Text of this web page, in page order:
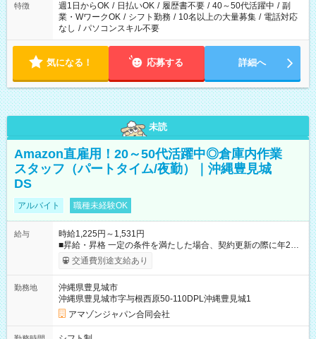
特徴 週1日からOK / 日払いOK / 履歴書不要 / 40～50代活躍中 / 副
業・WワークOK / シフト勤務 / 10名以上の大量募集 / 電話対応
なし / パソコンスキル不要
気になる！ 応募する 詳細へ
未読
Amazon直雇用！20～50代活躍中◎倉庫内作業
スタッフ（パートタイム/夜勤）｜沖縄豊見城
DS
アルバイト 職種未経験OK
給与
時給1,225円～1,531円
■昇給・昇格 一定の条件を満たした場合、契約更新の際に年2回
まで昇給の機会があります。 ■正社員登用制度あり ※月末締/翌
月25日支払い ※時間外手当、別途支給 ※深夜割増賃金 (22:00～
☆Amazon直雇用で安定して働けます！ 【試用期間】試用期間
あり 試用期間の長さ：1週間 雇用形態、給与は本採用時と同じ
です。
交通費別途支給あり
勤務地
沖縄県豊見城市
沖縄県豊見城市字与根西原50-110DPL沖縄豊見城1
アマゾンジャパン合同会社